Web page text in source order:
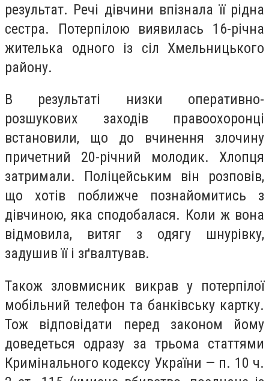
результат. Речі дівчини впізнала її рідна
сестра. Потерпілою виявилась 16-річна
жителька одного із сіл Хмельницького
району.
В результаті низки оперативно-
розшукових заходів правоохоронці
встановили, що до вчинення злочину
причетний 20-річний молодик. Хлопця
затримали. Поліцейським він розповів,
що хотів поближче познайомитись з
дівчиною, яка сподобалася. Коли ж вона
відмовила, витяг з одягу шнурівку,
задушив її і зґвалтував.
Також зловмисник викрав у потерпілої
мобільний телефон та банківську картку.
Тож відповідати перед законом йому
доведеться одразу за трьома статтями
Кримінального кодексу України — п. 10 ч.